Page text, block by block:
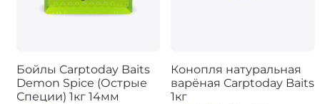
Бойлы Carptoday Baits
Demon Spice (Острые
Специи) 1кг 14мм
Конопля натуральная
варёная Carptoday Baits
1кг